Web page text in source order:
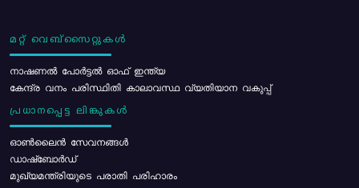
മറ്റ് വെബ്സൈറ്റുകൾ
നാഷണൽ പോർട്ടൽ ഓഫ് ഇന്ത്യ
കേന്ദ്ര വനം പരിസ്ഥിതി കാലാവസ്ഥ വ്യതിയാന വകുപ്പ്
പ്രധാനപ്പെട്ട ലിങ്കുകൾ
ഓൺലൈൻ സേവനങ്ങൾ
ഡാഷ്ബോർഡ്
മുഖ്യമന്ത്രിയുടെ പരാതി പരിഹാരം